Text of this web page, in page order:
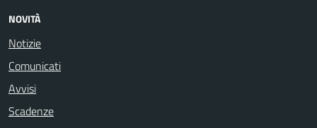
NOVITÀ
Notizie
Comunicati
Avvisi
Scadenze